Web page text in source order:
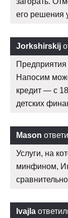
его решения
Jorkshirskij
Напосим
кредит — с
детских
Mason
Услуги, на
минфином,
Ivajla